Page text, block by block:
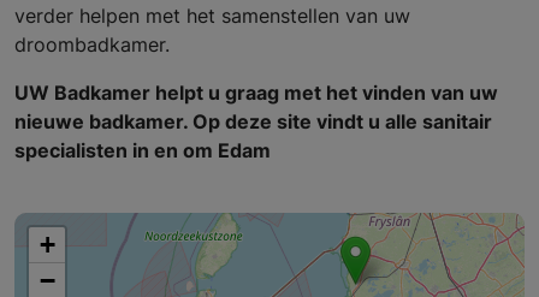
verder helpen met het samenstellen van uw
droombadkamer.
UW Badkamer helpt u graag met het vinden van uw
nieuwe badkamer. Op deze site vindt u alle sanitair
specialisten in en om Edam
+
−